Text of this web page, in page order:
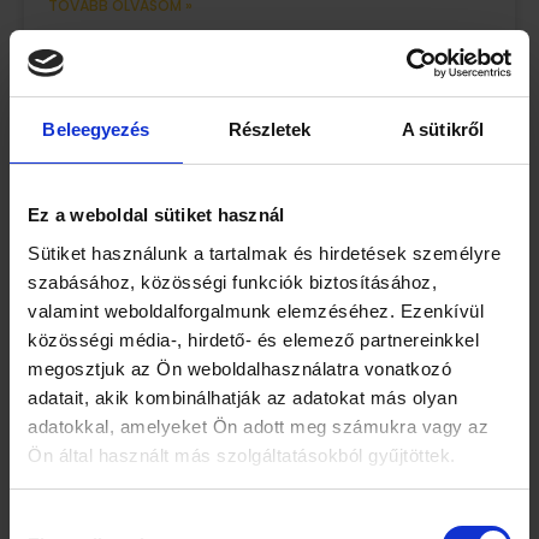
Beleegyezés Részletek A sütikről
Ez a weboldal sütiket használ
Sütiket használunk a tartalmak és hirdetések személyre
szabásához, közösségi funkciók biztosításához,
valamint weboldalforgalmunk elemzéséhez. Ezenkívül
közösségi média-, hirdető- és elemező partnereinkkel
megosztjuk az Ön weboldalhasználatra vonatkozó
adatait, akik kombinálhatják az adatokat más olyan
adatokkal, amelyeket Ön adott meg számukra vagy az
Ön által használt más szolgáltatásokból gyűjtöttek.
TOVÁBB OLVASOM »
2025. december 14.
Egy különleges izomcsoport, ami a
Nem csak a hasadnak, karodnak és lábadnak van
szükség edzésre – van egy belső izomcsoport, ami a
komfortos női élet kulcsa lehet!
TOVÁBB OLVASOM »
2025. augusztus 12.